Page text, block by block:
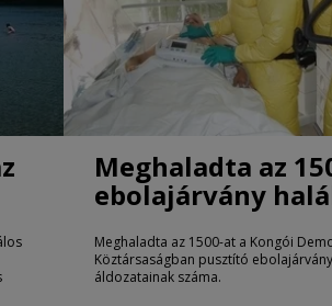
Meghaladta az
ebolajárvány
áldozatainak
Meghaladta az 1500-at a Kongói
Köztársaságban pusztító
áldozatainak száma.